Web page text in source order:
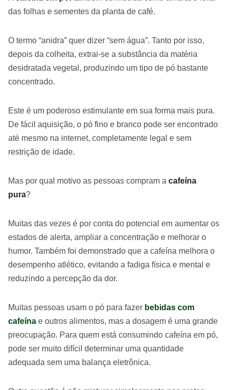
das folhas e sementes da planta de café.
O termo “anidra” quer dizer “sem água”. Tanto por isso,
depois da colheita, extrai-se a substância da matéria
desidratada vegetal, produzindo um tipo de pó bastante
concentrado.
Este é um poderoso estimulante em sua forma mais pura.
De fácil aquisição, o pó fino e branco pode ser encontrado
até mesmo na internet, completamente legal e sem
restrição de idade.
Mas por qual motivo as pessoas compram a cafeína
pura?
Muitas das vezes é por conta do potencial em aumentar os
estados de alerta, ampliar a concentração e melhorar o
humor. Também foi demonstrado que a cafeína melhora o
desempenho atlético, evitando a fadiga física e mental e
reduzindo a percepção da dor.
Muitas pessoas usam o pó para fazer bebidas com
cafeína e outros alimentos, mas a dosagem é uma grande
preocupação. Para quem está consumindo cafeína em pó,
pode ser muito difícil determinar uma quantidade
adequada sem uma balança eletrônica.